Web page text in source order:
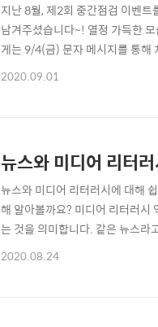
지난 8월, 제2회 중간점검 이벤
남겨주셨습니다~! 열정 가득한
게는 9/4(금) 문자 메시지를 통해
까지 열심히 작성해주세요. 화이
2020.09.01
뉴스와 미디어 리터
뉴스와 미디어 리터러시에 대해
해 알아볼까요? 미디어 리터러시
는 것을 의미합니다. 같은 뉴스라
트를 읽는 것이 아닌 뉴스를 둘러
2020.08.24